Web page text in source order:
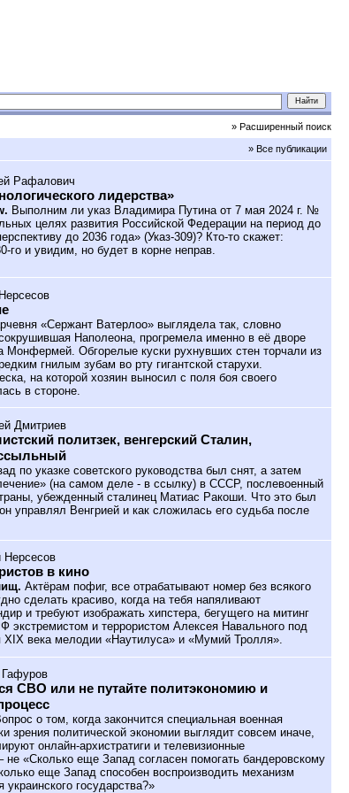
» Расширенный поиск
» Все публикации
Рафалович
лидерства»
Выполним ли указ Владимира Путина от 7 мая 2024 г. №
целях развития Российской Федерации на период до
до 2036 года» (Указ-309)? Кто-то скажет:
го и увидим, но будет в корне неправ.
«Сержант Ватерлоо» выглядела так, словно
Наполеона, прогремела именно в её дворе
Монфермей. Обгорелые куски рухнувших стен торчали из
гнилым зубам во рту гигантской старухи.
на которой хозяин выносил с поля боя своего
в стороне.
Дмитриев
политзек, венгерский Сталин,
по указке советского руководства был снят, а затем
(на самом деле - в ссылку) в СССР, послевоенный
убежденный сталинец Матиас Ракоши. Что это был
управлял Венгрией и как сложилась его судьба после
в кино
Актёрам пофиг, все отрабатывают номер без всякого
сделать красиво, когда на тебя напяливают
и требуют изображать хипстера, бегущего на митинг
экстремистом и террористом Алексея Навального под
XIX века мелодии «Наутилуса» и «Мумий Тролля».
СВО или не путайте политэкономию и
о том, когда закончится специальная военная
зрения политической экономии выглядит совсем иначе,
онлайн-архистратиги и телевизионные
не «Сколько еще Запад согласен помогать бандеровскому
еще Запад способен воспроизводить механизм
государства?»